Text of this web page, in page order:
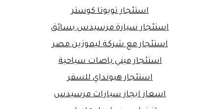
استئجار تويوتا كوستر
استئجار سيارة مرسيدس بسائق
استئجار مع شركة ليموزين مصر
استئجار ميني باصات سياحية
استئجار هيونداي للسفر
اسعار ايجار سيارات مرسيدس